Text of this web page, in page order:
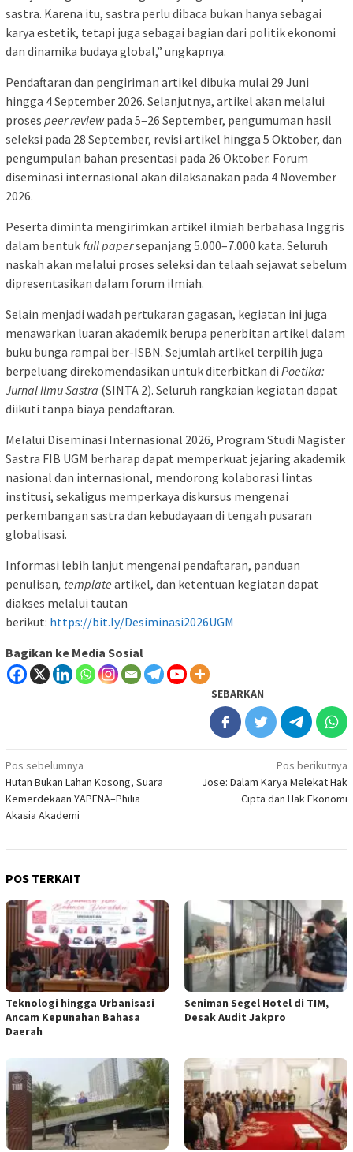
sastra. Karena itu, sastra perlu dibaca bukan hanya sebagai
karya estetik, tetapi juga sebagai bagian dari politik ekonomi
dan dinamika budaya global,” ungkapnya.
Pendaftaran dan pengiriman artikel dibuka mulai 29 Juni
hingga 4 September 2026. Selanjutnya, artikel akan melalui
proses peer reviewpada 5–26 September, pengumuman hasil
seleksi pada 28 September, revisi artikel hingga 5 Oktober, dan
pengumpulan bahan presentasi pada 26 Oktober. Forum
diseminasi internasional akan dilaksanakan pada 4 November
2026.
Peserta diminta mengirimkan artikel ilmiah berbahasa Inggris
dalam bentuk full papersepanjang 5.000–7.000 kata. Seluruh
naskah akan melalui proses seleksi dan telaah sejawat sebelum
dipresentasikan dalam forum ilmiah.
Selain menjadi wadah pertukaran gagasan, kegiatan ini juga
menawarkan luaran akademik berupa penerbitan artikel dalam
buku bunga rampai ber-ISBN. Sejumlah artikel terpilih juga
berpeluang direkomendasikan untuk diterbitkan di Poetika:
Jurnal Ilmu Sastra (SINTA 2). Seluruh rangkaian kegiatan dapat
diikuti tanpa biaya pendaftaran.
Melalui Diseminasi Internasional 2026, Program Studi Magister
Sastra FIB UGM berharap dapat memperkuat jejaring akademik
nasional dan internasional, mendorong kolaborasi lintas
institusi, sekaligus memperkaya diskursus mengenai
perkembangan sastra dan kebudayaan di tengah pusaran
globalisasi.
Informasi lebih lanjut mengenai pendaftaran, panduan
penulisan, template artikel, dan ketentuan kegiatan dapat
diakses melalui tautan
berikut: https://bit.ly/Desiminasi2026UGM
Bagikan ke Media Sosial
SEBARKAN
Navigasi
pos
Pos sebelumnya
Hutan Bukan Lahan Kosong, Suara
Kemerdekaan YAPENA–Philia
Akasia Akademi
Pos berikutnya
Jose: Dalam Karya Melekat Hak
Cipta dan Hak Ekonomi
POS TERKAIT
Teknologi hingga Urbanisasi
Ancam Kepunahan Bahasa
Daerah
Seniman Segel Hotel di TIM,
Desak Audit Jakpro